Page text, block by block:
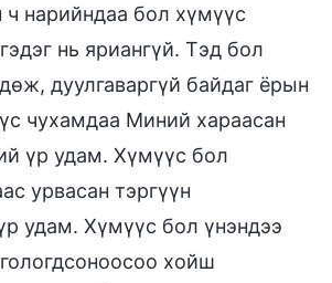
ч нарийндаа бол хүмүүс
нь яриангүй. Тэд бол
дуулгаваргүй байдаг ёрын
чухамдаа Миний хараасан
үр удам. Хүмүүс бол
урвасан тэргүүн
удам. Хүмүүс бол үнэндээ
хойш